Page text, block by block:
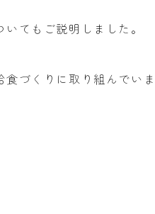
てもご説明しました。
づくりに取り組んでいま